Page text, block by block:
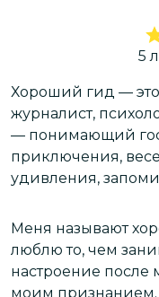
5
Хороший гид — это
журналист,
— понимающий
приключения,
удивления,
Меня называют
люблю то, чем
настроение после
моим признанием.